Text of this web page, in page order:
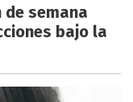
de semana
bajo la